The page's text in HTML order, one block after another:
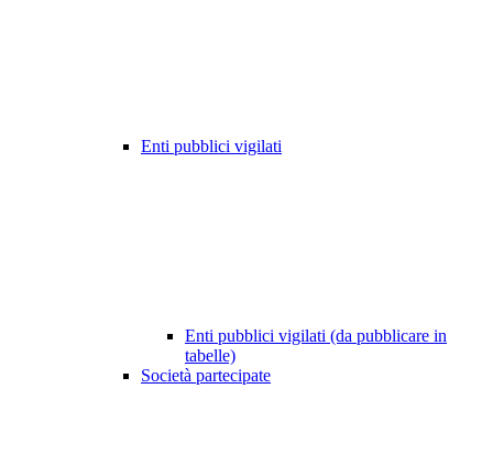
Enti pubblici vigilati
Enti pubblici vigilati (da pubblicare in
tabelle)
Società partecipate